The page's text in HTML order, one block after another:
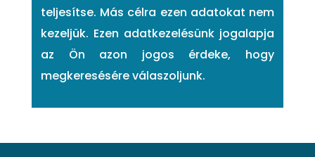
teljesítse. Más célra ezen adatokat nem
kezeljük. Ezen adatkezelésünk jogalapja
az Ön azon jogos érdeke, hogy
megkeresésére válaszoljunk.